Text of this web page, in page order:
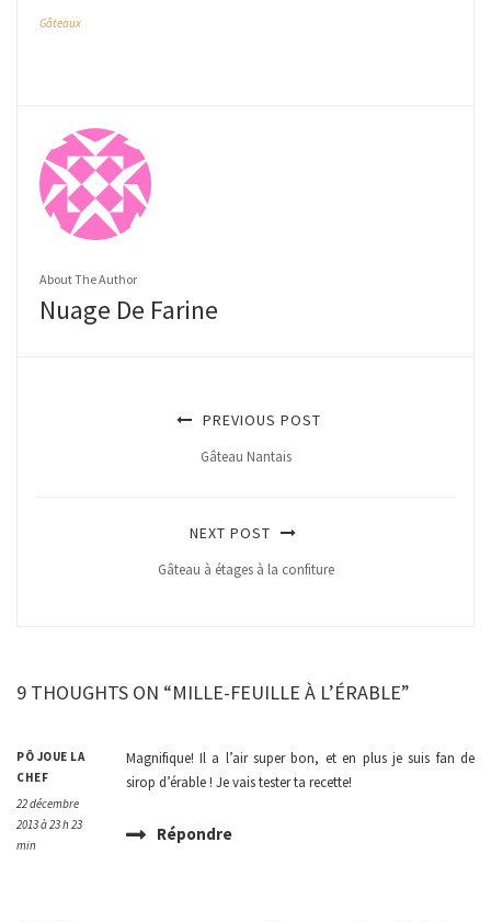
Gâteaux
About The Author
Nuage De Farine
PREVIOUS POST
Gâteau Nantais
NEXT POST
Gâteau à étages à la confiture
9 THOUGHTS ON “MILLE-FEUILLE À L’ÉRABLE”
PÔ JOUE LA
CHEF
22 décembre
2013 à 23 h 23
min
Magnifique! Il a l’air super bon, et en plus je suis fan de
sirop d’érable ! Je vais tester ta recette!
Répondre